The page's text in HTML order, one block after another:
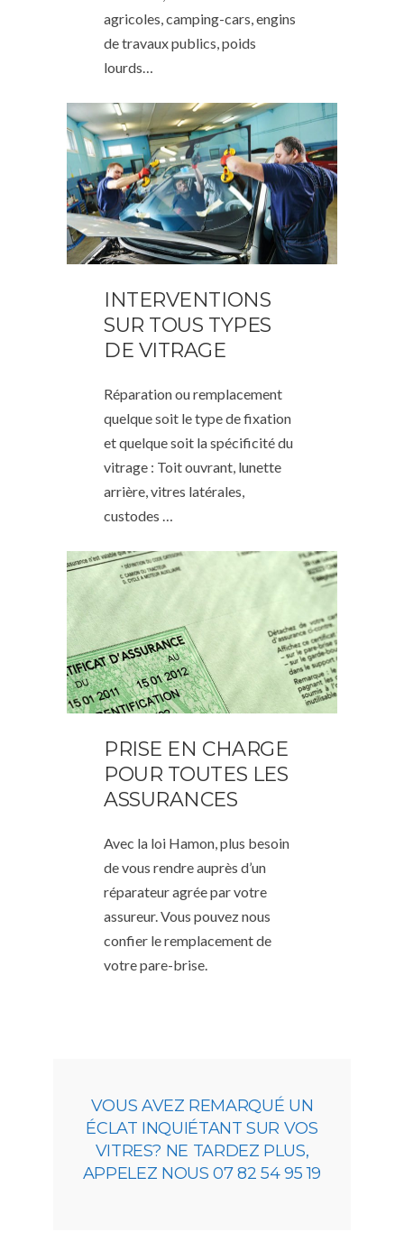
agricoles, camping-cars, engins
de travaux publics, poids
lourds…
INTERVENTIONS
SUR TOUS TYPES
DE VITRAGE
Réparation ou remplacement
quelque soit le type de fixation
et quelque soit la spécificité du
vitrage : Toit ouvrant, lunette
arrière, vitres latérales,
custodes …
PRISE EN CHARGE
POUR TOUTES LES
ASSURANCES
Avec la loi Hamon, plus besoin
de vous rendre auprès d’un
réparateur agrée par votre
assureur. Vous pouvez nous
confier le remplacement de
votre pare-brise.
VOUS AVEZ REMARQUÉ UN
ÉCLAT INQUIÉTANT SUR VOS
VITRES? NE TARDEZ PLUS,
APPELEZ NOUS 07 82 54 95 19